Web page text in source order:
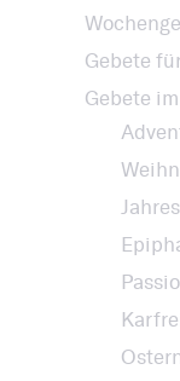
Gebete
Gebete